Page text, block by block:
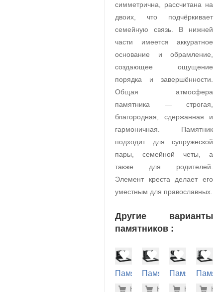
симметрична, рассчитана на
двоих, что подчёркивает
семейную связь. В нижней
части имеется аккуратное
основание и обрамление,
создающее ощущение
порядка и завершённости.
Общая атмосфера
памятника — строгая,
благородная, сдержанная и
гармоничная. Памятник
подходит для супружеской
пары, семейной четы, а
также для родителей.
Элемент креста делает его
уместным для православных.
Другие варианты
памятников :
Памятник
-7% 41.300
Купить
Памятник
-7%
Купить
Памятник
-
Купить